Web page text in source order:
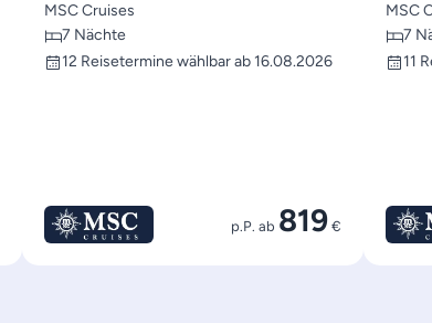
MSC Cruises
7 Nächte
12 Reisetermine wählbar ab 16.08.2026
p.P. ab 819€
MSC
7
11